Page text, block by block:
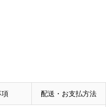
項 配送・お支払方法